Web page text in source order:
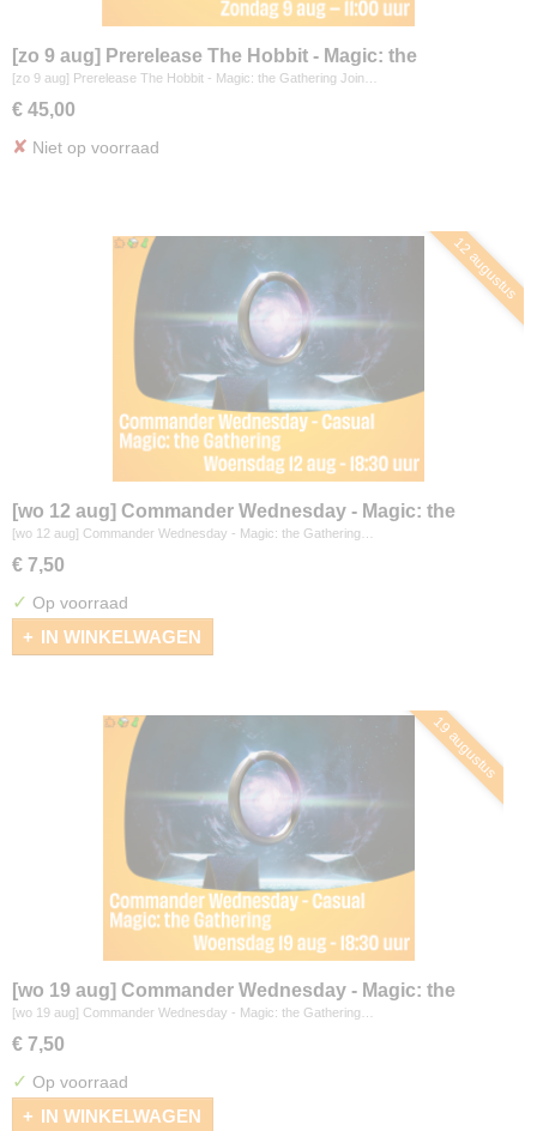
[zo 9 aug] Prerelease The Hobbit - Magic: the
Gathering
[zo 9 aug] Prerelease The Hobbit - Magic: the Gathering Join…
€ 45,00
✘ Niet op voorraad
12 augustus
[wo 12 aug] Commander Wednesday - Magic: the
Gathering
[wo 12 aug] Commander Wednesday - Magic: the Gathering…
€ 7,50
✓ Op voorraad
IN WINKELWAGEN
19 augustus
[wo 19 aug] Commander Wednesday - Magic: the
Gathering
[wo 19 aug] Commander Wednesday - Magic: the Gathering…
€ 7,50
✓ Op voorraad
IN WINKELWAGEN